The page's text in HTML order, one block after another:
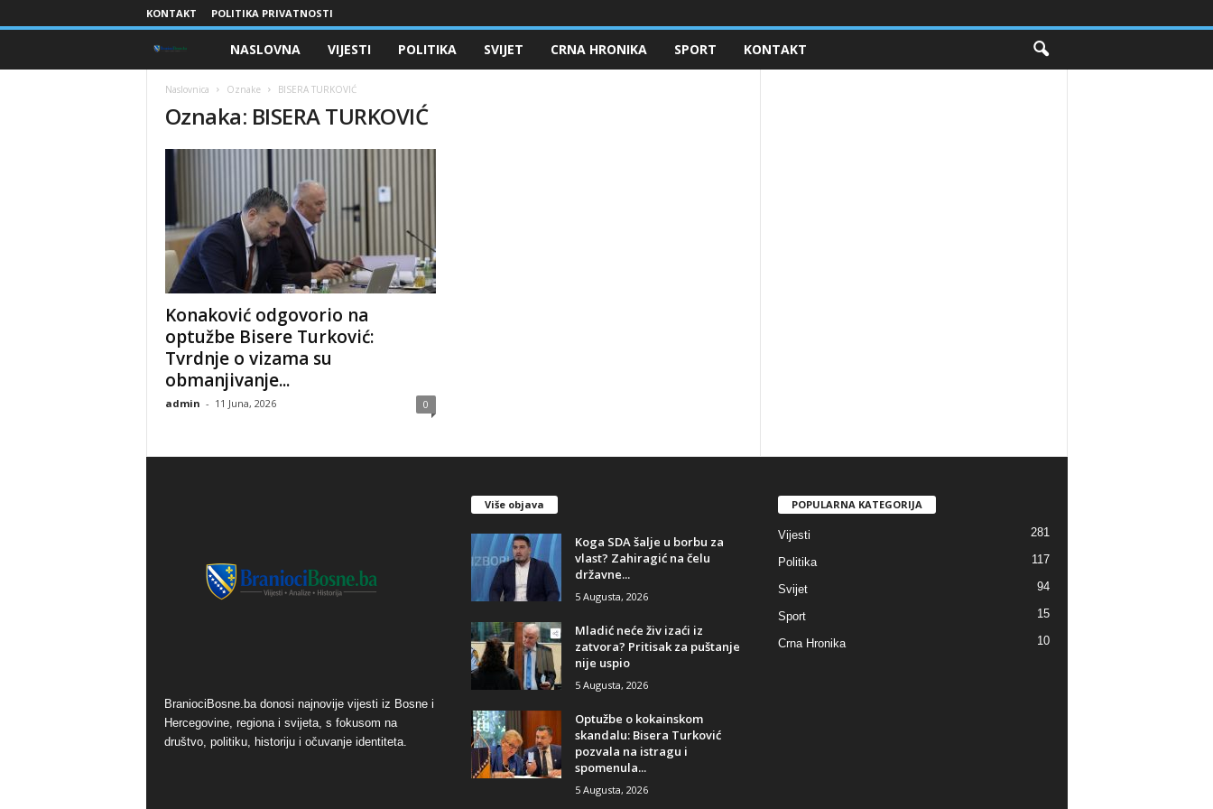
KONTAKT POLITIKA PRIVATNOSTI
r
a
i
B
o
NASLOVNA VIJESTI POLITIKA SVIJET CRNA HRONIKA SPORT KONTAKT
Naslovnica Oznake BISERA TURKOVIĆ
Oznaka: BISERA TURKOVIĆ
​Konaković odgovorio na
optužbe Bisere Turković:
Tvrdnje o vizama su
obmanjivanje...
admin - 11 Juna, 2026 0
BraniociBosne.ba donosi najnovije vijesti iz Bosne i
Hercegovine, regiona i svijeta, s fokusom na
društvo, politiku, historiju i očuvanje identiteta.
Više objava
​Koga SDA šalje u borbu za
vlast? Zahiragić na čelu
državne...
5 Augusta, 2026
​Mladić neće živ izaći iz
zatvora? Pritisak za puštanje
nije uspio
5 Augusta, 2026
​Optužbe o kokainskom
skandalu: Bisera Turković
pozvala na istragu i
spomenula...
5 Augusta, 2026
POPULARNA KATEGORIJA
Vijesti 281
Politika 117
Svijet 94
Sport 15
Crna Hronika 10